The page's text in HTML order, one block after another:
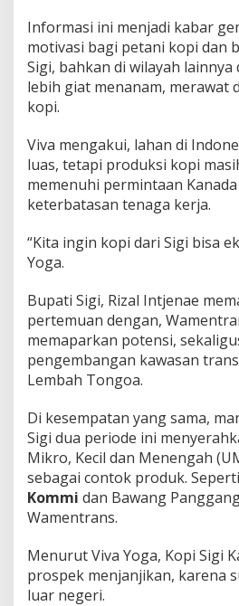
Informasi ini menjadi kabar
motivasi bagi petani kopi dan
Sigi, bahkan di wilayah lainnya
lebih giat menanam, merawat
kopi.
Viva mengakui, lahan di
luas, tetapi produksi kopi
memenuhi permintaan
keterbatasan tenaga kerja.
“Kita ingin kopi dari Sigi bisa
Yoga.
Bupati Sigi, Rizal Intjenae
pertemuan dengan,
memaparkan potensi,
pengembangan kawasan
Lembah Tongoa.
Di kesempatan yang sama,
Sigi dua periode ini
Mikro, Kecil dan Menengah
sebagai contok produk. Seperti
Kommi dan Bawang
Wamentrans.
Menurut Viva Yoga, Kopi Sigi
prospek menjanjikan, karena
luar negeri.